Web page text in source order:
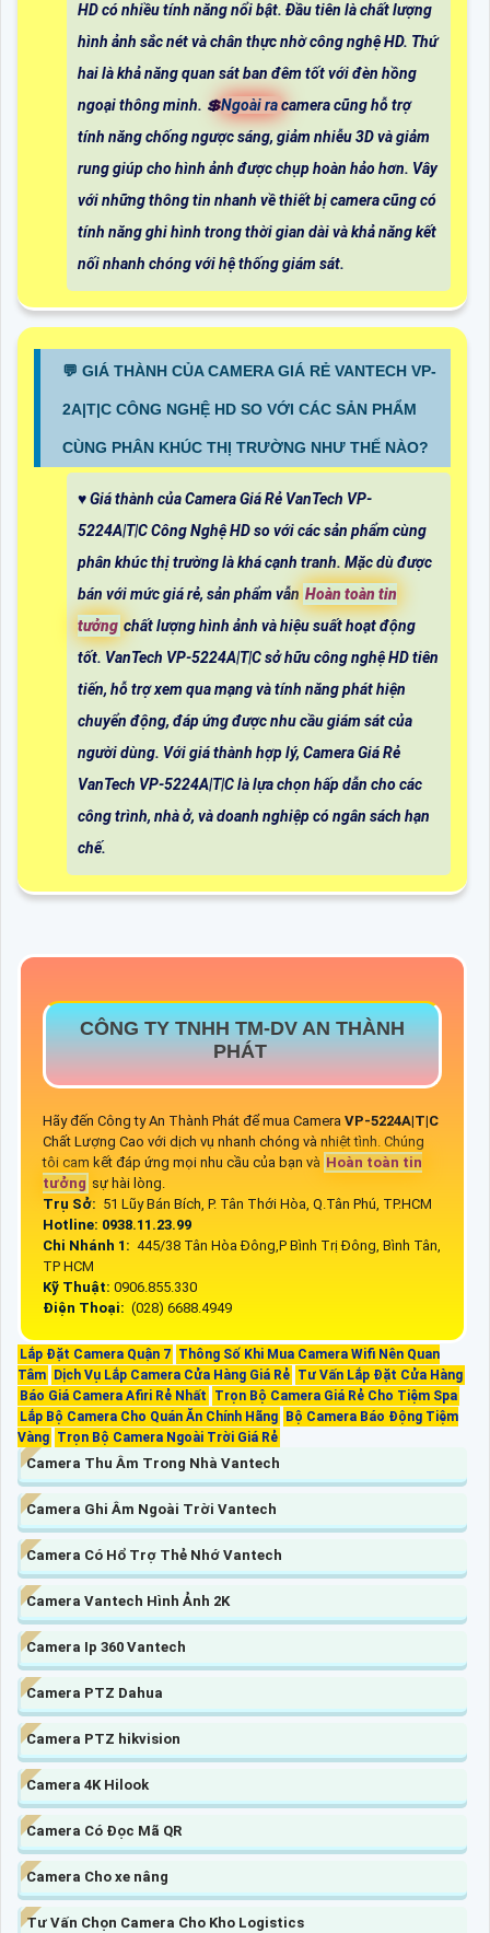
HD có nhiều tính năng nổi bật. Đầu tiên là chất lượng
hình ảnh sắc nét và chân thực nhờ công nghệ HD. Thứ
hai là khả năng quan sát ban đêm tốt với đèn hồng
ngoại thông minh. 💲Ngoài racamera cũng hỗ trợ
tính năng chống ngược sáng, giảm nhiễu 3D và giảm
rung giúp cho hình ảnh được chụp hoàn hảo hơn. Vây
với những thông tin nhanh về thiết bị camera cũng có
tính năng ghi hình trong thời gian dài và khả năng kết
nối nhanh chóng với hệ thống giám sát.
️💬 GIÁ THÀNH CỦA CAMERA GIÁ RẺ VANTECH VP-
2A|T|C CÔNG NGHỆ HD SO VỚI CÁC SẢN PHẨM
CÙNG PHÂN KHÚC THỊ TRƯỜNG NHƯ THẾ NÀO?
♥️ Giá thành của Camera Giá Rẻ VanTech VP-
5224A|T|C Công Nghệ HD so với các sản phẩm cùng
phân khúc thị trường là khá cạnh tranh. Mặc dù được
bán với mức giá rẻ, sản phẩm vẫn Hoàn toàn tin
tưởng chất lượng hình ảnh và hiệu suất hoạt động
tốt. VanTech VP-5224A|T|C sở hữu công nghệ HD tiên
tiến, hỗ trợ xem qua mạng và tính năng phát hiện
chuyển động, đáp ứng được nhu cầu giám sát của
người dùng. Với giá thành hợp lý, Camera Giá Rẻ
VanTech VP-5224A|T|C là lựa chọn hấp dẫn cho các
công trình, nhà ở, và doanh nghiệp có ngân sách hạn
chế.
CÔNG TY TNHH TM-DV AN THÀNH
PHÁT
Hãy đến Công ty An Thành Phát để mua Camera VP-5224A|T|C
Chất Lượng Cao với dịch vụ nhanh chóng và nhiệt tình. Chúng
tôi cam kết đáp ứng mọi nhu cầu của bạn và Hoàn toàn tin
tưởng sự hài lòng.
Trụ Sở: 51 Lũy Bán Bích, P. Tân Thới Hòa, Q.Tân Phú, TP.HCM
Hotline: 0938.11.23.99
Chi Nhánh 1: 445/38 Tân Hòa Đông,P Bình Trị Đông, Bình Tân,
TP HCM
Kỹ Thuật: 0906.855.330
Điện Thoại: (028) 6688.4949
Lắp Đặt Camera Quận 7 Thông Số Khi Mua Camera Wifi Nên Quan
Tâm
Dịch Vụ Lắp Camera Cửa Hàng Giá Rẻ Tư Vấn Lắp Đặt Cửa Hàng
Báo Giá Camera Afiri Rẻ Nhất
Trọn Bộ Camera Giá Rẻ Cho Tiệm Spa
Lắp Bộ Camera Cho Quán Ăn Chính Hãng
Bộ Camera Báo Động Tiệm
Vàng Trọn Bộ Camera Ngoài Trời Giá Rẻ
Camera Thu Âm Trong Nhà Vantech
Camera Ghi Âm Ngoài Trời Vantech
Camera Có Hổ Trợ Thẻ Nhớ Vantech
Camera Vantech Hình Ảnh 2K
Camera Ip 360 Vantech
Camera PTZ Dahua
Camera PTZ hikvision
Camera 4K Hilook
Camera Có Đọc Mã QR
Camera Cho xe nâng
Tư Vấn Chọn Camera Cho Kho Logistics